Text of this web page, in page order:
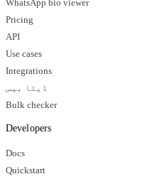
WhatsApp bio viewer
Pricing
API
Use cases
Integrations
ڈیٹا بیس
Bulk checker
Developers
Docs
Quickstart